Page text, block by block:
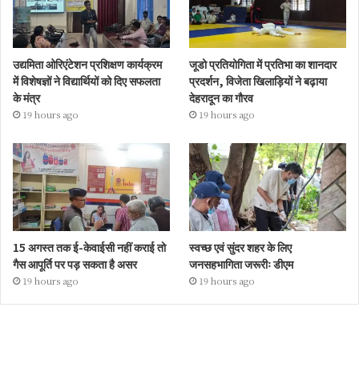
उद्यमिता ओरिएंटेशन प्रशिक्षण कार्यक्रम
में विशेषज्ञों ने विद्यार्थियों को दिए सफलता
के मंत्र
19 hours ago
जूडो प्रतियोगिता में प्रतिभा का शानदार
प्रदर्शन, विजेता खिलाड़ियों ने बढ़ाया
देहरादून का गौरव
19 hours ago
15 अगस्त तक ई-केवाईसी नहीं कराई तो
गैस आपूर्ति पर पड़ सकता है असर
19 hours ago
स्वच्छ एवं सुंदर शहर के लिए
जनसहभागिता जरूरीः डीएम
19 hours ago